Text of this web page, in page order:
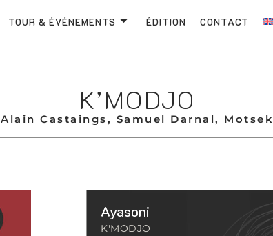
TOUR & ÉVÉNEMENTS ÉDITION CONTACT
Alain Castaings, Samuel Darnal, Motsek
K’MODJO
Ayasoni
K'MODJO